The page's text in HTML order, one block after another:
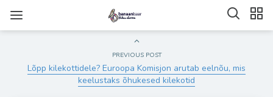
PREVIOUS POST
Lõpp kilekottidele? Euroopa Komisjon arutab eelnõu, mis
keelustaks õhukesed kilekotid